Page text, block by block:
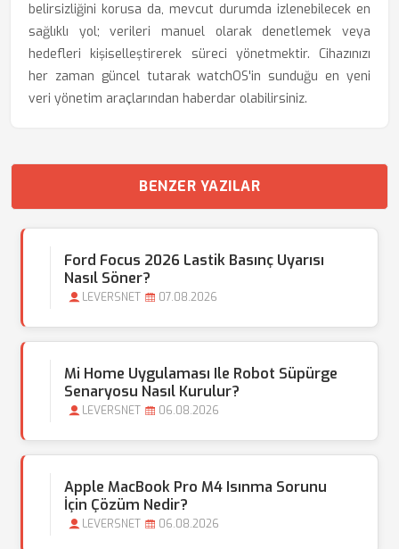
belirsizliğini korusa da, mevcut durumda izlenebilecek en
sağlıklı yol; verileri manuel olarak denetlemek veya
hedefleri kişiselleştirerek süreci yönetmektir. Cihazınızı
her zaman güncel tutarak watchOS'in sunduğu en yeni
veri yönetim araçlarından haberdar olabilirsiniz.
BENZER YAZILAR
Ford Focus 2026 Lastik Basınç Uyarısı
Nasıl Söner?
LEVERSNET 07.08.2026
Mi Home Uygulaması Ile Robot Süpürge
Senaryosu Nasıl Kurulur?
LEVERSNET 06.08.2026
Apple MacBook Pro M4 Isınma Sorunu
İçin Çözüm Nedir?
LEVERSNET 06.08.2026